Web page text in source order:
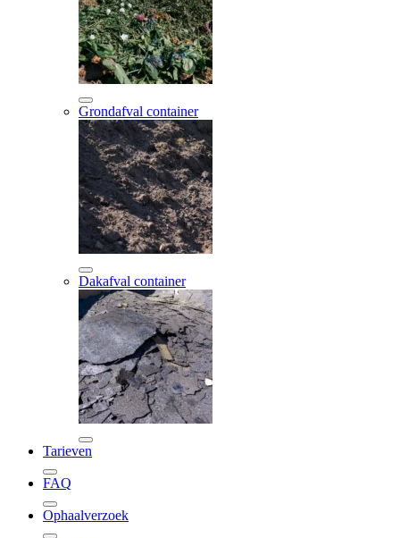
Grondafval container
Dakafval container
Tarieven
FAQ
Ophaalverzoek